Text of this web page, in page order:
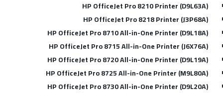
HP OfficeJet Pro 8210 Printer (D9L63A)
HP OfficeJet Pro 8218 Printer (J3P68A)
HP OfficeJet Pro 8710 All-in-One Printer (D9L18A)
HP OfficeJet Pro 8715 All-in-One Printer (J6X76A)
HP OfficeJet Pro 8720 All-in-One Printer (D9L19A)
HP OfficeJet Pro 8725 All-in-One Printer (M9L80A)
HP OfficeJet Pro 8730 All-in-One Printer (D9L20A)